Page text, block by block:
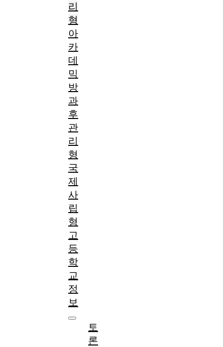
리
형
아
카
데
믹
방
과
후
관
리
형
국
제
사
립
형
고
등
학
교
정
보
토
론